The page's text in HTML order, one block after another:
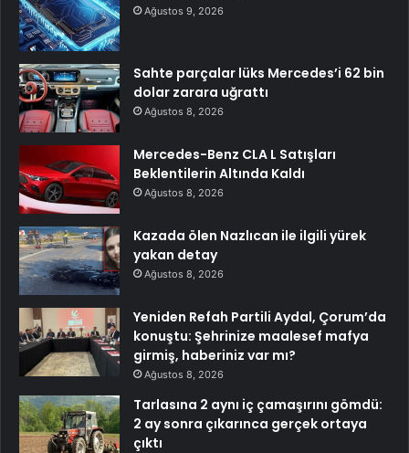
Ağustos 9, 2026
Sahte parçalar lüks Mercedes’i 62 bin
dolar zarara uğrattı
Ağustos 8, 2026
Mercedes-Benz CLA L Satışları
Beklentilerin Altında Kaldı
Ağustos 8, 2026
Kazada ölen Nazlıcan ile ilgili yürek
yakan detay
Ağustos 8, 2026
Yeniden Refah Partili Aydal, Çorum’da
konuştu: Şehrinize maalesef mafya
girmiş, haberiniz var mı?
Ağustos 8, 2026
Tarlasına 2 aynı iç çamaşırını gömdü:
2 ay sonra çıkarınca gerçek ortaya
çıktı